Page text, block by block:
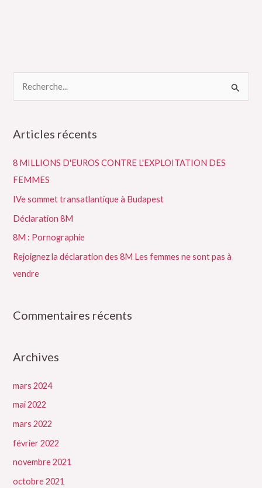
h
e
r
r
:
Articles récents
8 MILLIONS D'EUROS CONTRE L'EXPLOITATION DES
FEMMES
IVe sommet transatlantique à Budapest
Déclaration 8M
8M : Pornographie
Rejoignez la déclaration des 8M Les femmes ne sont pas à
vendre
Commentaires récents
Archives
mars 2024
mai 2022
mars 2022
février 2022
novembre 2021
octobre 2021